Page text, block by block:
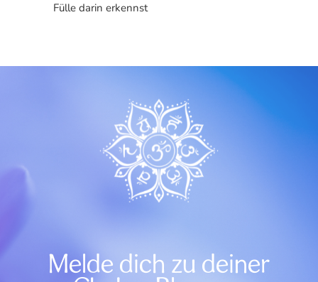
Fülle darin erkennst
Melde dich zu deiner